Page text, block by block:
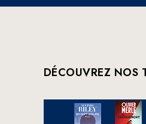
DÉCOUVREZ NOS